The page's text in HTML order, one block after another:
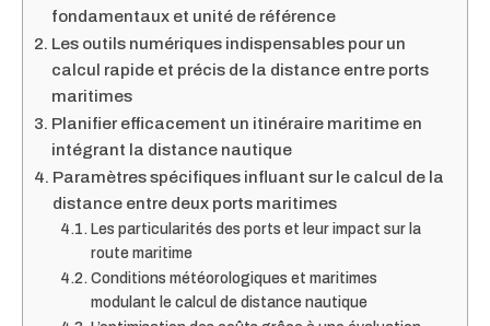
fondamentaux et unité de référence
Les outils numériques indispensables pour un
calcul rapide et précis de la distance entre ports
maritimes
Planifier efficacement un itinéraire maritime en
intégrant la distance nautique
Paramètres spécifiques influant sur le calcul de la
distance entre deux ports maritimes
Les particularités des ports et leur impact sur la
route maritime
Conditions météorologiques et maritimes
modulant le calcul de distance nautique